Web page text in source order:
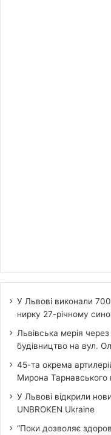
У Львові виконали
нирку 27-річному
Львівська мерія
будівництво на вул.
45-та окрема
Мирона Тарнавського
У Львові відкрили
UNBROKEN Ukraine
“Поки дозволяє